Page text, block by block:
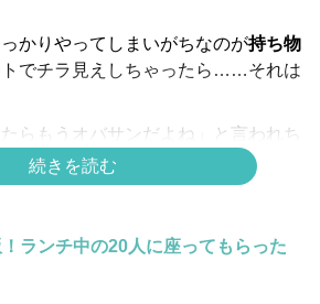
かりやってしまいがちなのが持ち物
でチラ見えしちゃったら……それは
らもうオバサンだよね」と言われち
くつかあります！
ち物の中から、財布をピックアッ
いますと……オバサン財布は、とにか
ぶ厚いんです！
ン財布は膨らんでしまっているので
続きを読む
ランチ中の20人に座ってもらった